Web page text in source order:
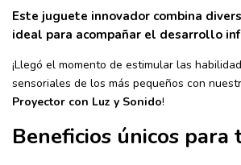
Este juguete innovador combina
ideal para acompañar el desarrollo
¡Llegó el momento de estimular las
sensoriales de los más pequeños con
Proyector con Luz y Sonido!
Beneficios únicos para